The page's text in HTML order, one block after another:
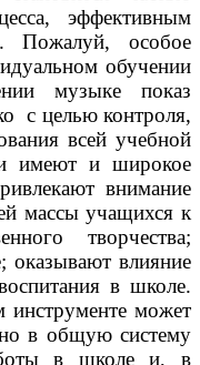
эффективным
Пожалуй, особое
обучении
музыке показ
с целью контроля,
всей учебной
имеют и широкое
внимание
массы учащихся к
творчества;
оказывают влияние
в школе.
инструменте может
в общую систему
в школе и, в